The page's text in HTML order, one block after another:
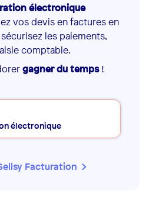
électronique
vos devis en factures en
les paiements,
comptable.
gagner du temps!
électronique
Facturation